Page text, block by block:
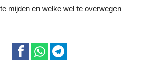
mijden en welke wel te overwegen